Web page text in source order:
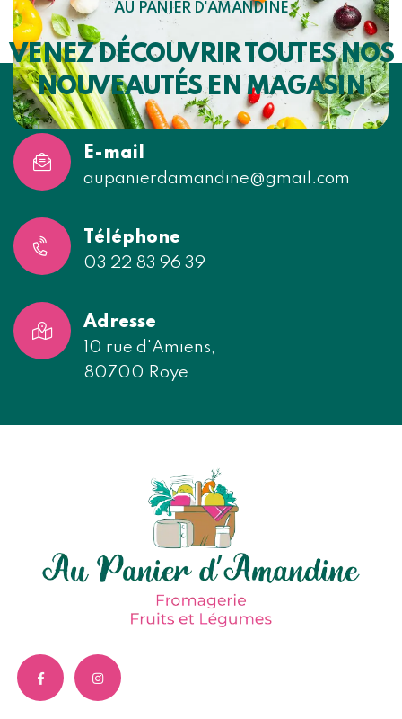
AU PANIER D'AMANDINE
VENEZ DÉCOUVRIR TOUTES NOS
NOUVEAUTÉS EN MAGASIN
E-mail
aupanierdamandine@gmail.com
Téléphone
03 22 83 96 39
Adresse
10 rue d'Amiens,
80700 Roye